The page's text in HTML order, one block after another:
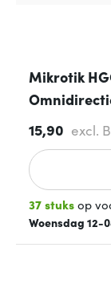
Mikrotik
15,90 excl.
37 stuksop
Woensdag 12-